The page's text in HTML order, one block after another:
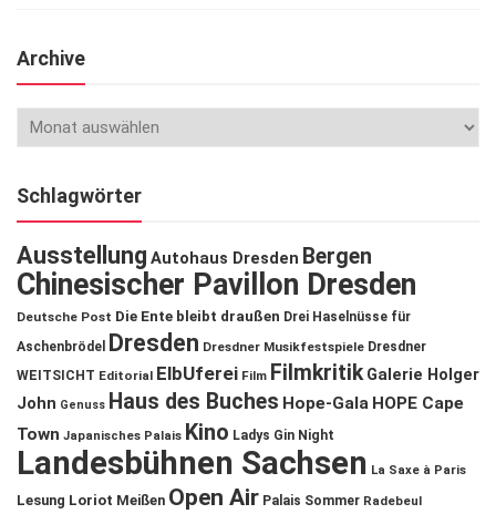
Archive
Schlagwörter
Ausstellung Autohaus Dresden Bergen
Chinesischer Pavillon Dresden
Deutsche Post Die Ente bleibt draußen Drei Haselnüsse für
Aschenbrödel
Dresden Dresdner Musikfestspiele Dresdner
WEITSICHT Editorial ElbUferei Film Filmkritik Galerie Holger
John Genuss Haus des Buches Hope-Gala HOPE Cape
Town Japanisches Palais Kino Ladys Gin Night
Landesbühnen Sachsen La Saxe à Paris
Lesung Loriot Meißen Open Air Palais Sommer Radebeul